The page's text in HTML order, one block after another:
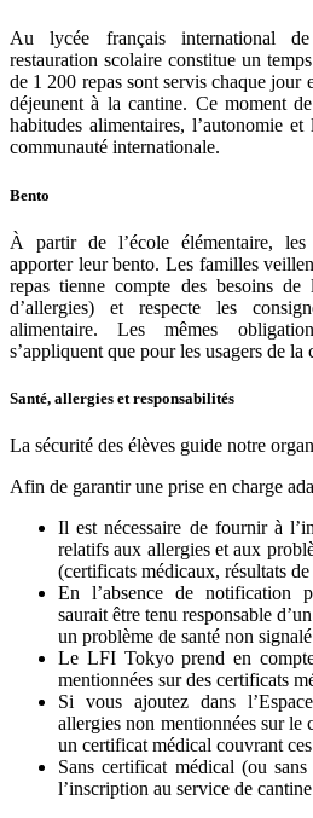
Au lycée français international
restauration scolaire constitue un
de 1 200 repas sont servis chaque jour
déjeunent à la cantine. Ce moment
habitudes alimentaires, l’autonomie
communauté internationale.
Bento
À partir de l’école élémentaire,
apporter leur bento. Les familles
repas tienne compte des besoins de
d’allergies) et respecte les
alimentaire. Les mêmes
s’appliquent que pour les usagers de la
Santé, allergies et responsabilités
La sécurité des élèves guide notre
Afin de garantir une prise en charge
Il est nécessaire de fournir à
relatifs aux allergies et aux
(certificats médicaux, résultats
En l’absence de notification
saurait être tenu responsable
un problème de santé non
Le LFI Tokyo prend en
mentionnées sur des certificats
Si vous ajoutez dans
allergies non mentionnées sur
un certificat médical couvrant
Sans certificat médical (ou sans
l’inscription au service de